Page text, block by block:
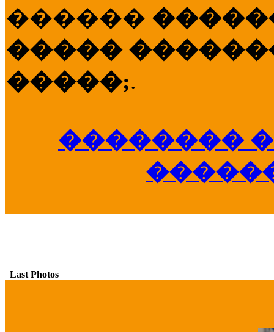
������
�����
�����;.
��������
Last Photos